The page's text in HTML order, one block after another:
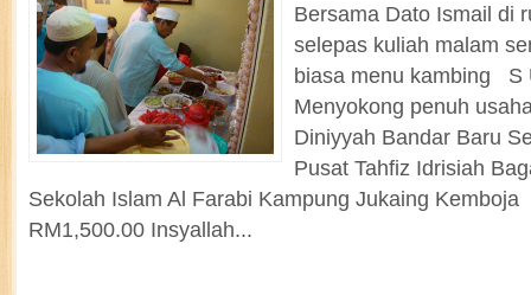
Bersama Dato Ismail di
selepas kuliah malam
biasa menu kambing S
Menyokong penuh
Diniyyah Bandar Baru
Pusat Tahfiz Idrisiah
Sekolah Islam Al Farabi Kampung Jukaing
RM1,500.00 Insyallah...